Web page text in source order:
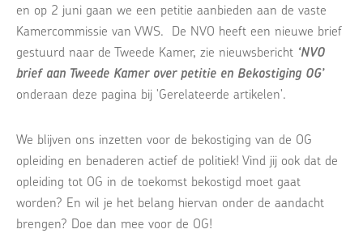
en op 2 juni gaan we een petitie aanbieden aan de vaste
Kamercommissie van VWS. De NVO heeft een nieuwe brief
gestuurd naar de Tweede Kamer, zie nieuwsbericht ‘NVO
brief aan Tweede Kamer over petitie en Bekostiging OG’
onderaan deze pagina bij 'Gerelateerde artikelen'.
We blijven ons inzetten voor de bekostiging van de OG
opleiding en benaderen actief de politiek! Vind jij ook dat de
opleiding tot OG in de toekomst bekostigd moet gaat
worden? En wil je het belang hiervan onder de aandacht
brengen? Doe dan mee voor de OG!